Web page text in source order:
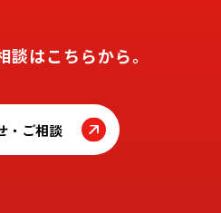
はこちらから。
・ご相談